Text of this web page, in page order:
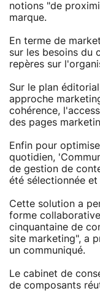
notions "de
marque.
En terme de
sur les besoins du
repères sur
Sur le plan
approche
cohérence,
des pages
Enfin pour
quotidien,
de gestion de
été sélectionnée
Cette solution a
forme
cinquantaine de
site marketing", a
un communiqué.
Le cabinet de
de composants